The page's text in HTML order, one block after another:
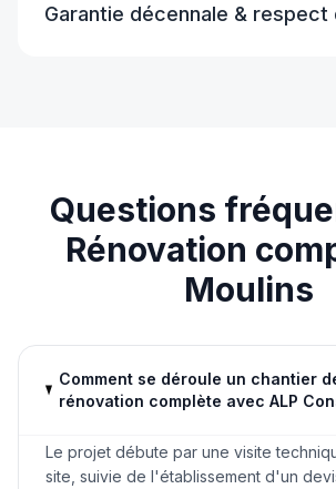
Garantie décennale & respect
Questions
Rénovation
Moulins
Comment se déroule un chantier
rénovation complète avec ALP
Le projet débute par une visite
site, suivie de l'établissement d'un